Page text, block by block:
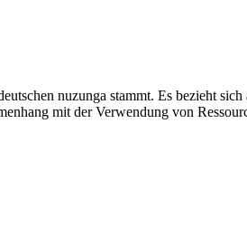
nuzunga stammt. Es bezieht
mit der Verwendung von